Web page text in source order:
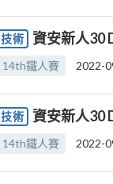
技術 資安新人30
14th鐵人賽 2022-
技術 資安新人30
14th鐵人賽 2022-